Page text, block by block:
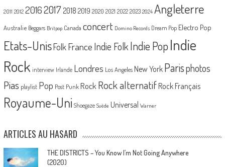
2011 2012 20162017 2018 2019 2020 2021 2022 2023 2024 Angleterre
Australie Beggars Britpop Canada concert Domino Records Dream Pop Electro Pop
Etats-UnisFolk France Indie Folk Indie PopIndie
Rock interview Irlande Londres Los Angeles New York Parisphotos
Pias playlist Pop Post Punk Rock Rock alternatif Rock Français
Royaume-Uni Shoegaze Suède Universal Warner
ARTICLES AU HASARD
THE DISTRICTS – You Know I’m Not Going Anywhere
(2020)